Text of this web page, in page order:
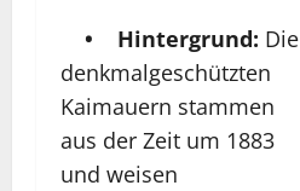
• Hintergrund: Die
denkmalgeschützten
Kaimauern stammen
aus der Zeit um 1883
und weisen